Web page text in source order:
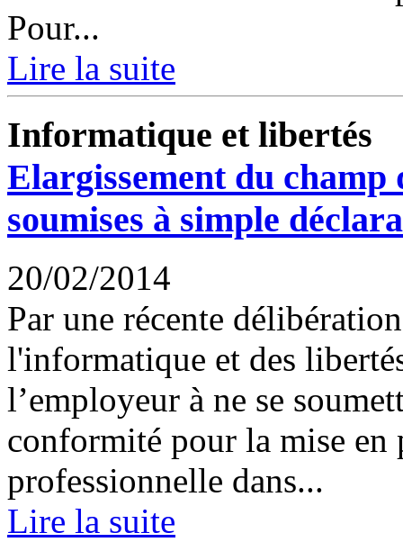
Pour...
Lire la suite
Informatique et libertés
Elargissement du champ
soumises à simple
20/02/2014
Par une récente
l'informatique et des
l’employeur à ne se
conformité pour la mise en
professionnelle dans...
Lire la suite